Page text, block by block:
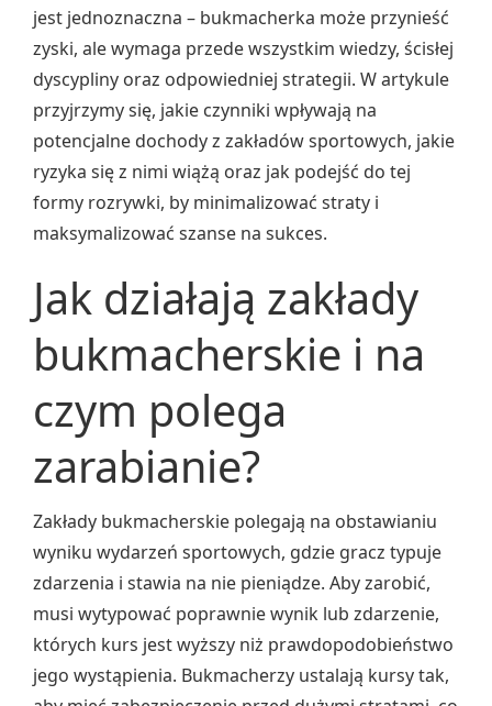
jest jednoznaczna – bukmacherka może przynieść
zyski, ale wymaga przede wszystkim wiedzy, ścisłej
dyscypliny oraz odpowiedniej strategii. W artykule
przyjrzymy się, jakie czynniki wpływają na
potencjalne dochody z zakładów sportowych, jakie
ryzyka się z nimi wiążą oraz jak podejść do tej
formy rozrywki, by minimalizować straty i
maksymalizować szanse na sukces.
Jak działają zakłady
bukmacherskie i na
czym polega
zarabianie?
Zakłady bukmacherskie polegają na obstawianiu
wyniku wydarzeń sportowych, gdzie gracz typuje
zdarzenia i stawia na nie pieniądze. Aby zarobić,
musi wytypować poprawnie wynik lub zdarzenie,
których kurs jest wyższy niż prawdopodobieństwo
jego wystąpienia. Bukmacherzy ustalają kursy tak,